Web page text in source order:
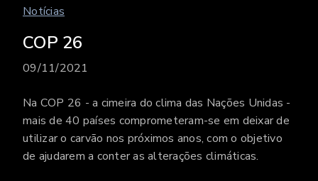
Notícias
COP 26
09/11/2021
Na COP 26 - a cimeira do clima das Nações Unidas -
mais de 40 países comprometeram-se em deixar de
utilizar o carvão nos próximos anos, com o objetivo
de ajudarem a conter as alterações climáticas.